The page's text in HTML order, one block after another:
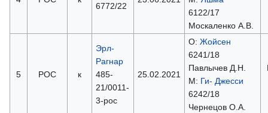
6772/22
6122/17
Москаленко А.В.
5 РОС к
Эрл-
Рагнар
485-
21/0011-
3-рос
25.02.2021
О: Жойсен
6241/18
Павлычев Д.Н.
М: Ги- Джесси
6242/18
Чернецов О.А.